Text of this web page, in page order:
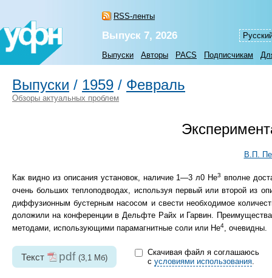
RSS-ленты
Выпуск 7, 2026
Выпуски Авторы PACS Подписчикам
Выпуски / 1959 / Февраль
Обзоры актуальных проблем
В.П.
Как видно из описания установок, наличие 1—3 л0 Не3 вполне
очень больших теплоподводах, используя первый или второй из
диффузионным бустерным насосом и свести необходимое
доложили на конференции в Дельфте Райх и Гарвин.
методами, использующими парамагнитные соли или Не4 , очевидны.
Текст pdf (3,1 Мб)
Скачивая файл я соглашаюсь
с условиями использования.